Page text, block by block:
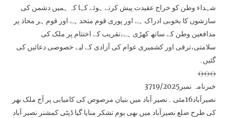
شہداء وطن کو خراج عقیدت پیش کرتے ہوئے کہا کہ ہمیں دشمن کی
سازشوں کا بخوبی ادراک ہے اور پوری قوم متحد ہے اور قوم ہر محاذ پر
مدافعین وطن کے ساتھ کھڑی ہے،تقریب کے اختتام پر ملک کی
سلامتی،ترقی اور کشمیری عوام کی آزادی کے لیے خصوصی دعائیں کی
گئیں۔
﴾﴿﴾﴿﴾﴿
خبرنامہ نمبر3719/2025
نصیرآباد16مئی ۔نصیر آباد میں بنیان مرصوص کی کامیابی پر آج ملک بھر
کی طرح ضلع نصیرآباد میں بھی یوم تشکر منایا گیا ڈپٹی کمشنر نصیر آباد